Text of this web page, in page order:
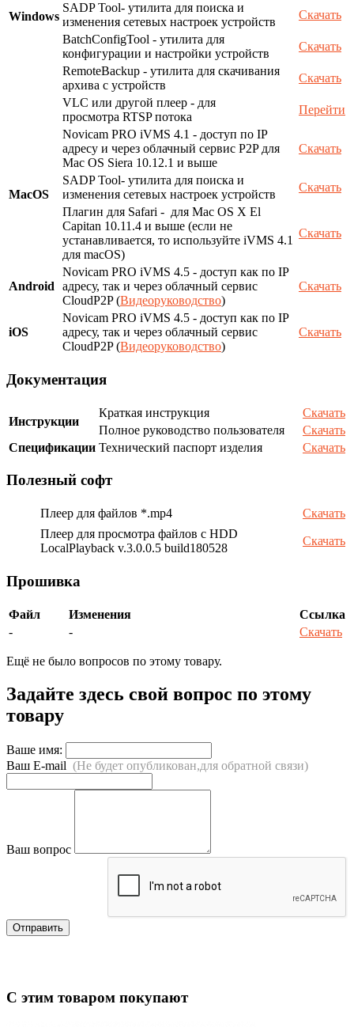
Windows
SADP Tool- утилита для поиска и
изменения сетевых настроек устройств
Скачать
BatchConfigTool - утилита для
конфигурации и настройки устройств
Скачать
RemoteBackup - утилита для скачивания
архива с устройств
Скачать
VLC или другой плеер - для
просмотра RTSP потока
Перейти
MacOS
Novicam PRO iVMS 4.1 - доступ по IP
адресу и через облачный сервис P2P для
Mac OS Siera 10.12.1 и выше
Скачать
SADP Tool- утилита для поиска и
изменения сетевых настроек устройств
Скачать
Плагин для Safari - для Mac OS X El
Capitan 10.11.4 и выше (если не
устанавливается, то используйте iVMS 4.1
для macOS)
Скачать
Android
Novicam PRO iVMS 4.5 - доступ как по IP
адресу, так и через облачный сервис
CloudP2P (Видеоруководство)
Скачать
iOS
Novicam PRO iVMS 4.5 - доступ как по IP
адресу, так и через облачный сервис
CloudP2P (Видеоруководство)
Скачать
Документация
Инструкции
Краткая инструкция
Скачать
Полное руководство пользователя
Скачать
Спецификации Технический паспорт изделия Скачать
Полезный софт
Плеер для файлов *.mp4
Скачать
Плеер для просмотра файлов с HDD
LocalPlayback v.3.0.0.5 build180528
Скачать
Прошивка
Файл Изменения
Ссылка
-
- Скачать
Ещё не было вопросов по этому товару.
Задайте здесь свой вопрос по этому
товару
Ваше имя:
Ваш E-mail (Не будет опубликован,для обратной связи)
Ваш вопрос
Отправить
С этим товаром покупают